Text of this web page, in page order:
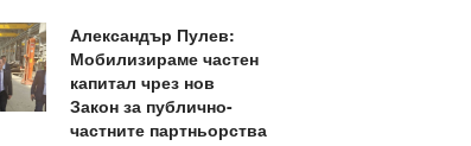
Александър Пулев:
Мобилизираме частен
капитал чрез нов
Закон за публично-
частните партньорства